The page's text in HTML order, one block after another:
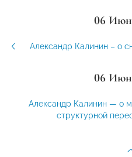
06
Александр Калинин – о
06
Александр Калинин — о
структурной